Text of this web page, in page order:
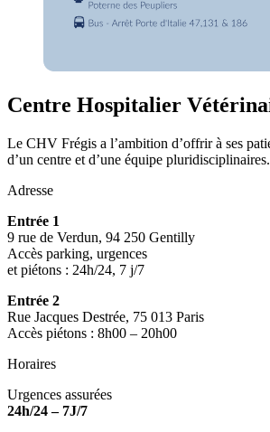
Centre Hospitalier
Le CHV Frégis a l’ambition d’offrir à ses
d’un centre et d’une équipe pluridisciplinaires.
Adresse
Entrée 1
9 rue de Verdun, 94 250 Gentilly
Accès parking, urgences
et piétons : 24h/24, 7 j/7
Entrée 2
Rue Jacques Destrée, 75 013 Paris
Accès piétons : 8h00 – 20h00
Horaires
Urgences assurées
24h/24 – 7J/7